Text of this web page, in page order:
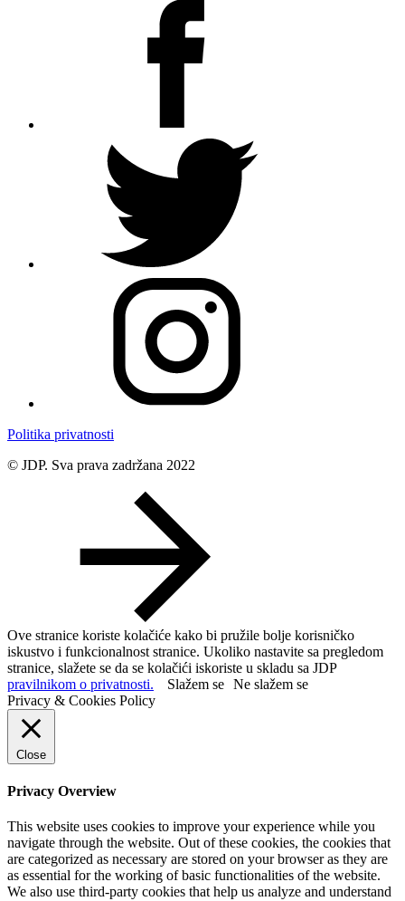
Politika privatnosti
© JDP. Sva prava zadržana 2022
Ove stranice koriste kolačiće kako bi pružile bolje korisničko
iskustvo i funkcionalnost stranice. Ukoliko nastavite sa pregledom
stranice, slažete se da se kolačići iskoriste u skladu sa JDP
pravilnikom o privatnosti.
Slažem se Ne slažem se
Privacy & Cookies Policy
Close
Privacy Overview
This website uses cookies to improve your experience while you
navigate through the website. Out of these cookies, the cookies that
are categorized as necessary are stored on your browser as they are
as essential for the working of basic functionalities of the website.
We also use third-party cookies that help us analyze and understand